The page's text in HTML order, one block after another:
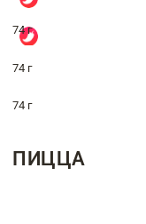
74 г
74 г
74 г
ПИЦЦА